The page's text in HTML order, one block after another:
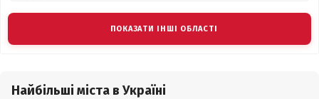
ПОКАЗАТИ ІНШІ ОБЛАСТІ
Найбільші міста в Україні